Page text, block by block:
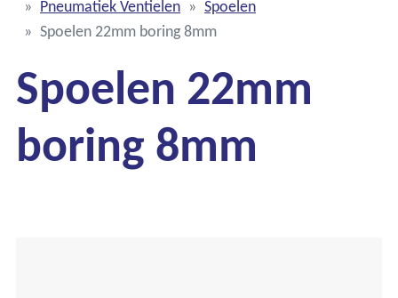
Pneumatiek Ventielen
Spoelen
Spoelen 22mm boring 8mm
Spoelen 22mm
boring 8mm